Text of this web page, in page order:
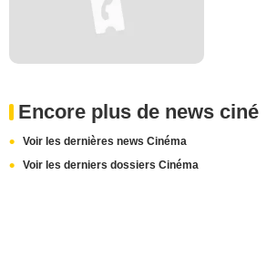
Encore plus de news ciné
Voir les dernières news Cinéma
Voir les derniers dossiers Cinéma